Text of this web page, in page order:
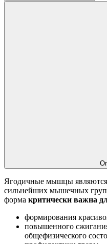
Ягодичные мышцы
сильнейших мышечных
форма критически важна
формирования
повышенного
общефизического